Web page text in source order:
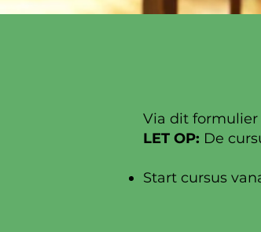
​Via dit formulier
LET OP: De
Start cursus